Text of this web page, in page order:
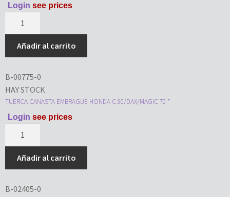
Login see prices
Añadir al carrito
B-00775-0
HAY STOCK
TUERCA CANASTA EMBRAGUE HONDA C.90/DAX/MAGIC 70 *
Login see prices
Añadir al carrito
B-02405-0